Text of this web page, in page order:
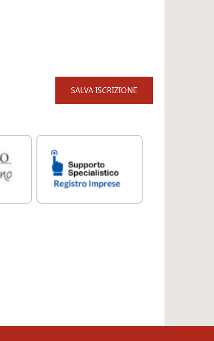
SALVA ISCRIZIONE